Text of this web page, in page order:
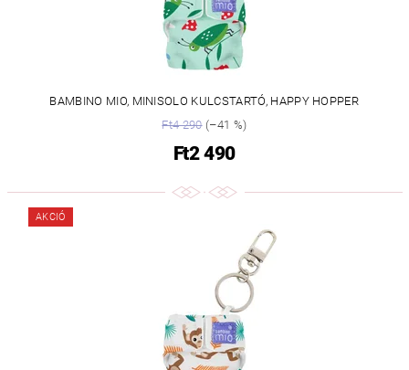
BAMBINO MIO, MINISOLO KULCSTARTÓ, HAPPY HOPPER
Ft4 290(–41 %)
Ft2 490
AKCIÓ